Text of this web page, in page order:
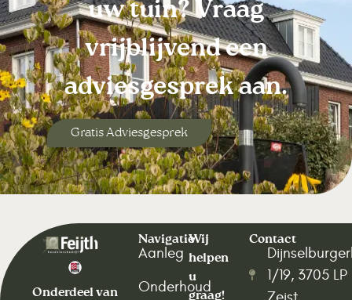
uw tuin?Vraag
vrijblijvend een
adviesgesprek aan.
Gratis Adviesgesprek
Onderdeel van
Navigatie
Aanleg
Onderhoud
Wij
helpen
u
Contact
1/19, 3705 LP